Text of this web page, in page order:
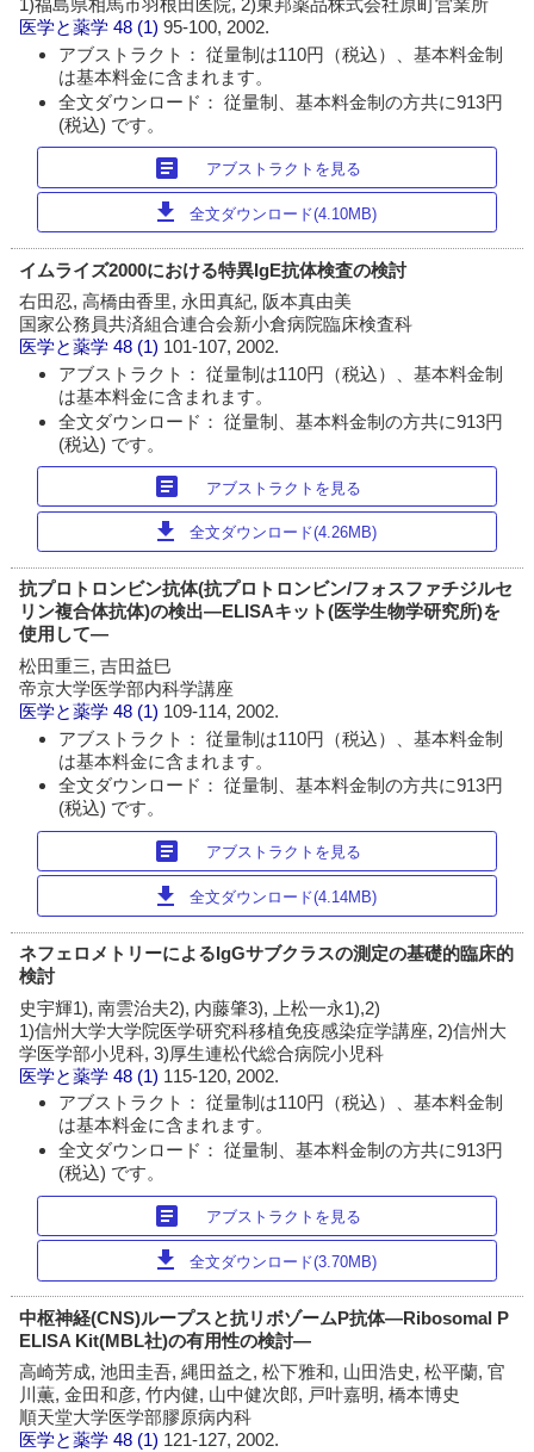
1)福島県相馬市羽根田医院, 2)東邦薬品株式会社原町営業所
医学と薬学 48 (1)95-100, 2002.
アブストラクト： 従量制は110円（税込）、基本料金制
は基本料金に含まれます。
全文ダウンロード： 従量制、基本料金制の方共に913円
(税込) です。
article アブストラクトを見る
download 全文ダウンロード(4.10MB)
イムライズ2000における特異IgE抗体検査の検討
右田忍, 高橋由香里, 永田真紀, 阪本真由美
国家公務員共済組合連合会新小倉病院臨床検査科
医学と薬学 48 (1) 101-107, 2002.
アブストラクト： 従量制は110円（税込）、基本料金制
は基本料金に含まれます。
全文ダウンロード： 従量制、基本料金制の方共に913円
(税込) です。
article アブストラクトを見る
download 全文ダウンロード(4.26MB)
抗プロトロンビン抗体(抗プロトロンビン/フォスファチジルセ
リン複合体抗体)の検出―ELISAキット(医学生物学研究所)を
使用して―
松田重三, 吉田益巳
帝京大学医学部内科学講座
医学と薬学 48 (1) 109-114, 2002.
アブストラクト： 従量制は110円（税込）、基本料金制
は基本料金に含まれます。
全文ダウンロード： 従量制、基本料金制の方共に913円
(税込) です。
article アブストラクトを見る
download 全文ダウンロード(4.14MB)
ネフェロメトリーによるIgGサブクラスの測定の基礎的臨床的
検討
史宇輝1), 南雲治夫2), 内藤肇3), 上松一永1),2)
1)信州大学大学院医学研究科移植免疫感染症学講座, 2)信州大
学医学部小児科, 3)厚生連松代総合病院小児科
医学と薬学 48 (1) 115-120, 2002.
アブストラクト： 従量制は110円（税込）、基本料金制
は基本料金に含まれます。
全文ダウンロード： 従量制、基本料金制の方共に913円
(税込) です。
article アブストラクトを見る
download 全文ダウンロード(3.70MB)
中枢神経(CNS)ループスと抗リボゾームP抗体―Ribosomal P
ELISA Kit(MBL社)の有用性の検討―
高崎芳成, 池田圭吾, 縄田益之, 松下雅和, 山田浩史, 松平蘭, 官
川薫, 金田和彦, 竹内健, 山中健次郎, 戸叶嘉明, 橋本博史
順天堂大学医学部膠原病内科
医学と薬学 48 (1) 121-127, 2002.